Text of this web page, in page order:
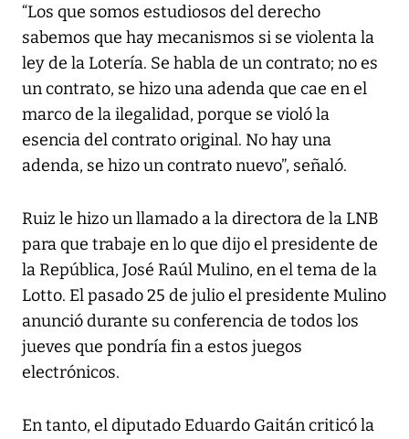
“Los que somos estudiosos del derecho
sabemos que hay mecanismos si se violenta la
ley de la Lotería. Se habla de un contrato; no es
un contrato, se hizo una adenda que cae en el
marco de la ilegalidad, porque se violó la
esencia del contrato original. No hay una
adenda, se hizo un contrato nuevo”, señaló.
Ruiz le hizo un llamado a la directora de la LNB
para que trabaje en lo que dijo el presidente de
la República, José Raúl Mulino, en el tema de la
Lotto. El pasado 25 de julio el presidente Mulino
anunció durante su conferencia de todos los
jueves que pondría fin a estos juegos
electrónicos.
En tanto, el diputado Eduardo Gaitán criticó la